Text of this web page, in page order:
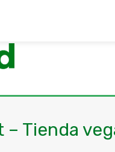
– Tienda